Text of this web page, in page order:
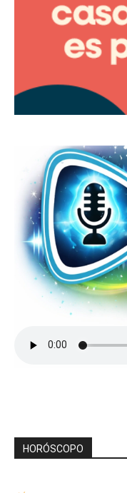
HORÓSCOPO